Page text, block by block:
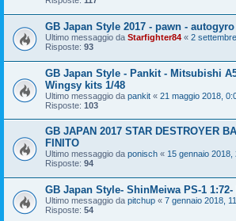
GB Japan Style 2017 - pawn -
Ultimo messaggio da Starfighter84 « 2
Risposte: 93
GB Japan Style - Pankit - Mitsubishi
Wingsy kits 1/48
Ultimo messaggio da pankit « 21 maggio 2018,
Risposte: 103
GB JAPAN 2017 STAR DESTROYER
FINITO
Ultimo messaggio da ponisch « 15 gennaio 2018,
Risposte: 94
GB Japan Style- ShinMeiwa PS-1 1:72-
Ultimo messaggio da pitchup « 7 gennaio 2018,
Risposte: 54